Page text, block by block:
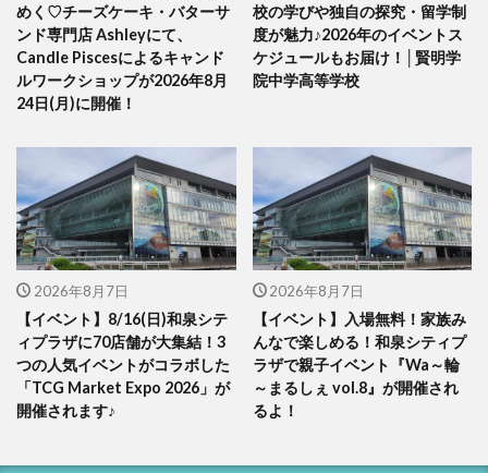
めく♡チーズケーキ・バターサ
ンド専門店 Ashleyにて、
Candle Piscesによるキャンド
ルワークショップが2026年8月
24日(月)に開催！
校の学びや独自の探究・留学制
度が魅力♪2026年のイベントス
ケジュールもお届け！│賢明学
院中学高等学校
2026年8月7日
【イベント】8/16(日)和泉シテ
ィプラザに70店舗が大集結！3
つの人気イベントがコラボした
「TCG Market Expo 2026」が
開催されます♪
2026年8月7日
【イベント】入場無料！家族み
んなで楽しめる！和泉シティプ
ラザで親子イベント『Wa～輪
～まるしぇ vol.8』が開催され
るよ！